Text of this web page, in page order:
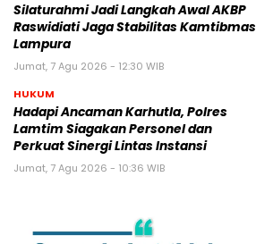
Silaturahmi Jadi Langkah Awal AKBP
Raswidiati Jaga Stabilitas Kamtibmas
Lampura
Jumat, 7 Agu 2026 - 12:30 WIB
HUKUM
Hadapi Ancaman Karhutla, Polres
Lamtim Siagakan Personel dan
Perkuat Sinergi Lintas Instansi
Jumat, 7 Agu 2026 - 10:36 WIB